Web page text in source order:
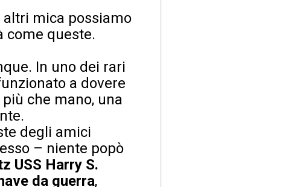
altri mica possiamo
come queste.
In uno dei rari
a dovere
più che mano, una
degli amici
– niente popò
USS Harry S.
da guerra,